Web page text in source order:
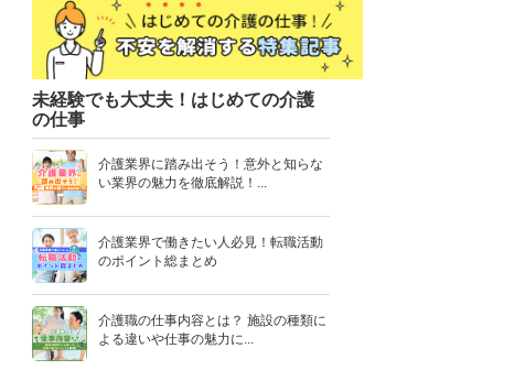
未経験でも大丈夫！はじめての介護
の仕事
介護業界に踏み出そう！意外と知らな
い業界の魅力を徹底解説！...
介護業界で働きたい人必見！転職活動
のポイント総まとめ
介護職の仕事内容とは？ 施設の種類に
よる違いや仕事の魅力に...